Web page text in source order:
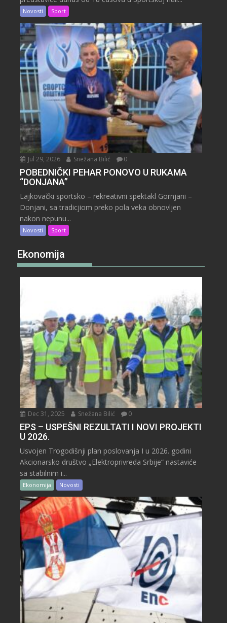
Novosti Sport
Jul 29, 2026 Snežana Bilić 0
POBEDNIČKI PEHAR PONOVO U RUKAMA
“DONJANA”
Lajkovački sportsko – rekreativni spektakl Gornjani –
Donjani, sa tradicjiom preko pola veka obnovljen
nakon nepunu...
Novosti Sport
Ekonomija
Dec 31, 2025 Snežana Bilić 0
EPS – USPEŠNI REZULTATI I NOVI PROJEKTI
U 2026.
Usvojen Trogodišnji plan poslovanja I u 2026. godini
Akcionarsko društvo „Elektroprivreda Srbije“ nastaviće
sa stabilnim i...
Ekonomija Novosti